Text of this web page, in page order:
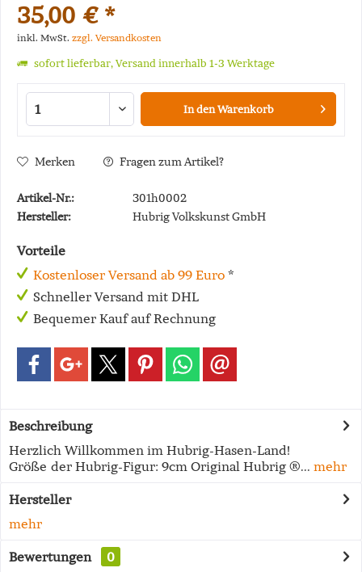
35,00 € *
inkl. MwSt. zzgl. Versandkosten
sofort lieferbar, Versand innerhalb 1-3 Werktage
In denWarenkorb
Merken Fragen zum Artikel?
Artikel-Nr.:
301h0002
Hersteller:
Hubrig Volkskunst GmbH
Vorteile
Kostenloser Versand ab 99 Euro *
Schneller Versand mit DHL
Bequemer Kauf auf Rechnung
Beschreibung
Herzlich Willkommen im Hubrig-Hasen-Land!
Größe der Hubrig-Figur: 9cm Original Hubrig ®... mehr
Hersteller
mehr
Bewertungen
0